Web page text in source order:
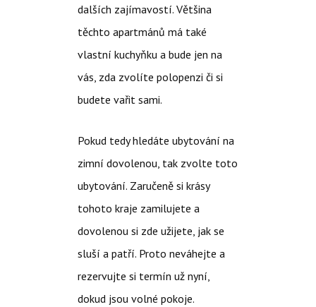
dalších zajímavostí. Většina
těchto apartmánů má také
vlastní kuchyňku a bude jen na
vás, zda zvolíte polopenzi či si
budete vařit sami.
Pokud tedy hledáte ubytování na
zimní dovolenou, tak zvolte toto
ubytování. Zaručeně si krásy
tohoto kraje zamilujete a
dovolenou si zde užijete, jak se
sluší a patří. Proto neváhejte a
rezervujte si termín už nyní,
dokud jsou volné pokoje.